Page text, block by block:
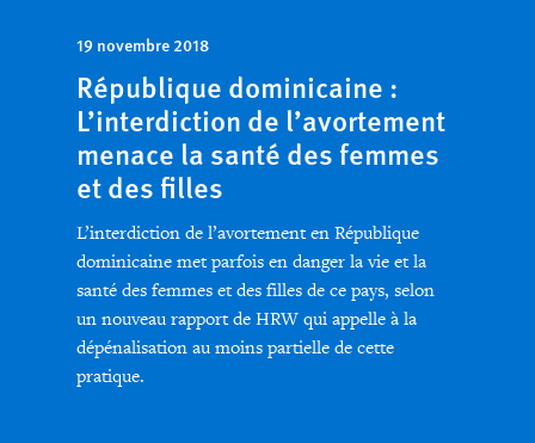
19 novembre 2018
République dominicaine :
L’interdiction de l’avortement
menace la santé des femmes
et des filles
L’interdiction de l’avortement en République
dominicaine met parfois en danger la vie et la
santé des femmes et des filles de ce pays, selon
un nouveau rapport de HRW qui appelle à la
dépénalisation au moins partielle de cette
pratique.